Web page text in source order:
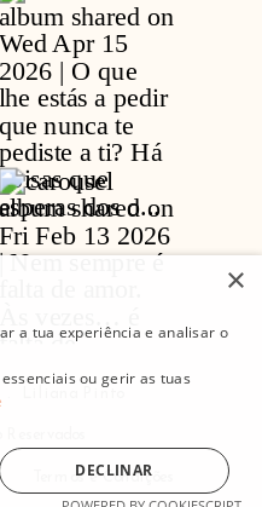
Termos e Condições
. Liliana Pinto
×
a tua experiência e analisar o
ou gerir as tuas
DECLINAR